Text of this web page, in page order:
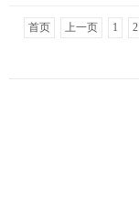
首页 上一页 1 2